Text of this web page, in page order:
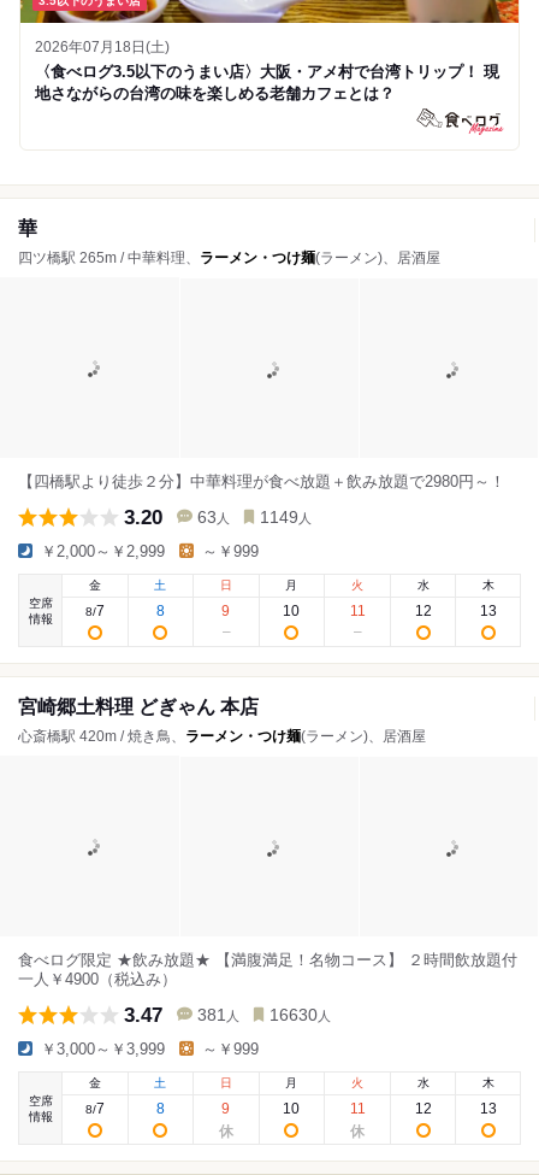
2026年07月18日(土)
〈食べログ3.5以下のうまい店〉大阪・アメ村で台湾トリップ！ 現
地さながらの台湾の味を楽しめる老舗カフェとは？
華
四ツ橋駅 265m / 中華料理、 ラーメン・つけ麺(ラーメン)、居酒屋
【四橋駅より徒歩２分】中華料理が食べ放題＋飲み放題で2980円～！
3.20 63 人 1149 人
￥2,000～￥2,999 ～￥999
空席
情報
金
8/7
土
8
日
9
月
10
火
11
水
12
木
13
宮崎郷土料理 どぎゃん 本店
心斎橋駅 420m / 焼き鳥、 ラーメン・つけ麺(ラーメン)、居酒屋
食べログ限定 ★飲み放題★ 【満腹満足！名物コース】 ２時間飲放題付
一人￥4900（税込み）
3.47 381 人 16630 人
￥3,000～￥3,999 ～￥999
空席
情報
金
8/7
土
8
日
9
月
10
火
11
水
12
木
13